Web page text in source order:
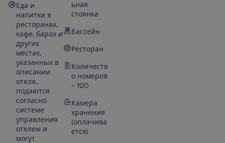
Еда и
напитки в
ресторанах,
кафе, барах и
других
местах,
указанных в
описании
отеля,
подаются
согласно
системе
управления
отелем и
могут
ьная
стоянка
Бассейн
Ресторан
Количеств
о номеров
– 120
Камера
хранения
(оплачива
ется)